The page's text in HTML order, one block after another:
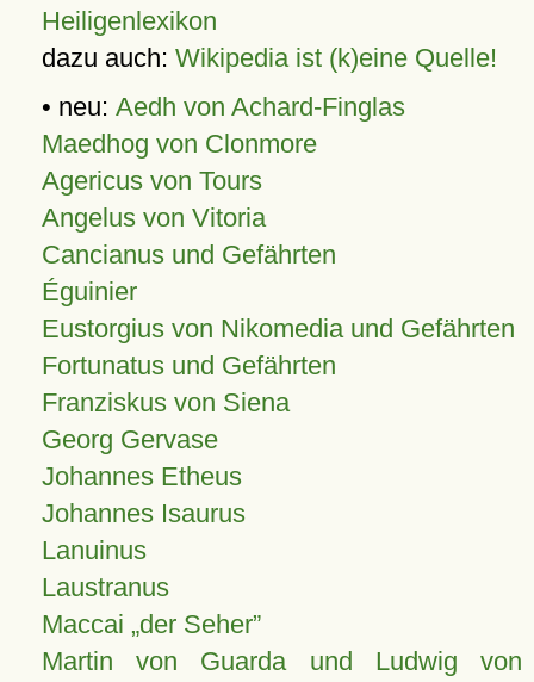
Heiligenlexikon
dazu auch: Wikipedia ist (k)eine Quelle!
• neu: Aedh von Achard-Finglas
Maedhog von Clonmore
Agericus von Tours
Angelus von Vitoria
Cancianus und Gefährten
Éguinier
Eustorgius von Nikomedia und Gefährten
Fortunatus und Gefährten
Franziskus von Siena
Georg Gervase
Johannes Etheus
Johannes Isaurus
Lanuinus
Laustranus
Maccai „der Seher”
Martin von Guarda und Ludwig von